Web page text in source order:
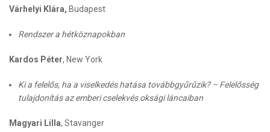
Várhelyi Klára, Budapest
Rendszer a hétköznapokban
Kardos Péter, New York
Ki a felelős, ha a viselkedés hatása továbbgyűrűzik? – Felelősség
tulajdonítás az emberi cselekvés oksági láncaiban
Magyari Lilla, Stavanger